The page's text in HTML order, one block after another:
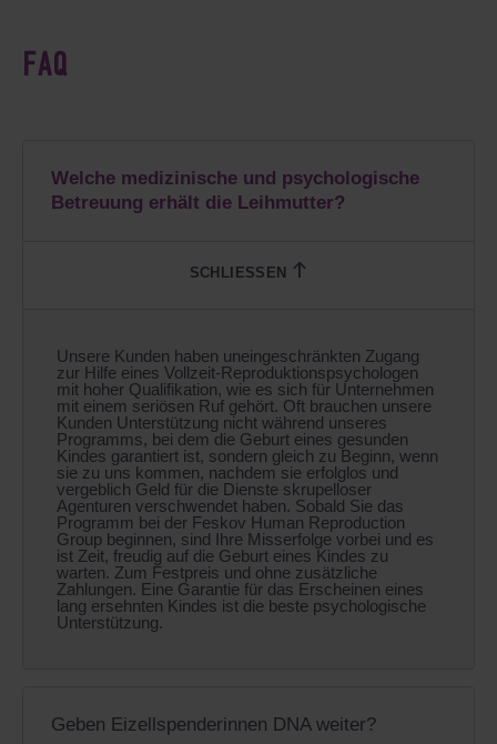
FAQ
Welche medizinische und psychologische
Betreuung erhält die Leihmutter?
Unsere Kunden haben uneingeschränkten Zugang
zur Hilfe eines Vollzeit-Reproduktionspsychologen
mit hoher Qualifikation, wie es sich für Unternehmen
mit einem seriösen Ruf gehört. Oft brauchen unsere
Kunden Unterstützung nicht während unseres
Programms, bei dem die Geburt eines gesunden
Kindes garantiert ist, sondern gleich zu Beginn, wenn
sie zu uns kommen, nachdem sie erfolglos und
vergeblich Geld für die Dienste skrupelloser
Agenturen verschwendet haben. Sobald Sie das
Programm bei der Feskov Human Reproduction
Group beginnen, sind Ihre Misserfolge vorbei und es
ist Zeit, freudig auf die Geburt eines Kindes zu
warten. Zum Festpreis und ohne zusätzliche
Zahlungen. Eine Garantie für das Erscheinen eines
lang ersehnten Kindes ist die beste psychologische
Unterstützung.
Geben Eizellspenderinnen DNA weiter?